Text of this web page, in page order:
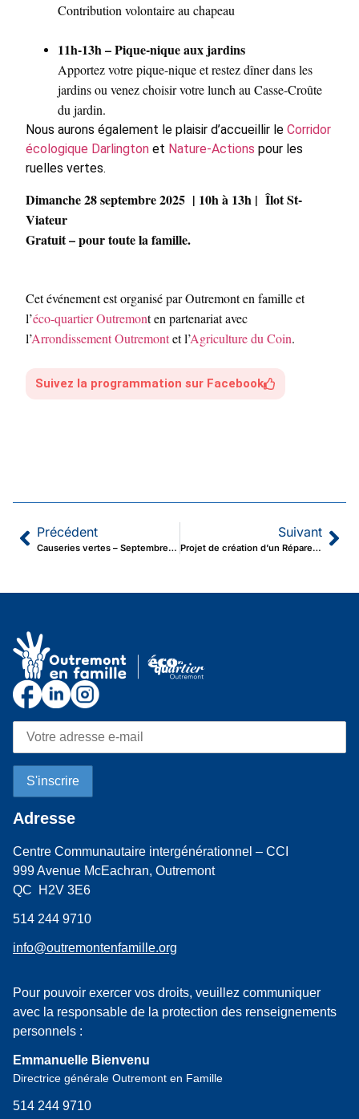
Contribution volontaire au chapeau
11h-13h – Pique-nique aux jardins
Apportez votre pique-nique et restez dîner dans les
jardins ou venez choisir votre lunch au Casse-Croûte
du jardin.
Nous aurons également le plaisir d’accueillir le Corridor
écologique Darlington et Nature-Actions pour les
ruelles vertes.
Dimanche 28 septembre 2025 | 10h à 13h | Îlot St-
Viateur
Gratuit – pour toute la famille.
Cet événement est organisé par Outremont en famille et
l’éco-quartier Outremont en partenariat avec
l’Arrondissement Outremontet l’Agriculture du Coin.
Suivez la programmation sur Facebook
Précédent
Causeries vertes – Septembre 2025
Suivant
Projet de création d’un Répare Café à Outremont
Adresse
Centre Communautaire intergénérationnel – CCI
999 Avenue McEachran, Outremont
QC H2V 3E6
514 244 9710
info@outremontenfamille.org
Pour pouvoir exercer vos droits, veuillez communiquer
avec la responsable de la protection des renseignements
personnels :
Emmanuelle Bienvenu
Directrice générale Outremont en Famille
514 244 9710